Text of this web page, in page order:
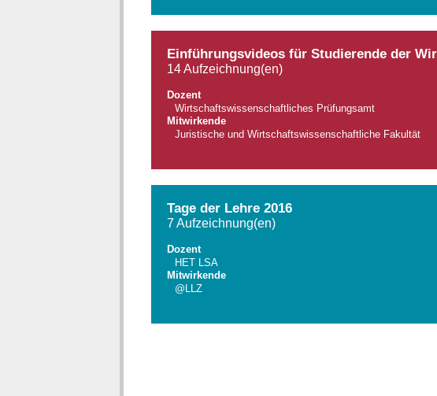
Einführungsvideos für Studierende der
14 Aufzeichnung(en)
Dozent
Wirtschaftswissenschaftliches Prüfungsamt
Mitwirkende
Juristische und Wirtschaftswissenschaftliche Fakultät
Tage der Lehre 2016
7 Aufzeichnung(en)
Dozent
HET LSA
Mitwirkende
@LLZ